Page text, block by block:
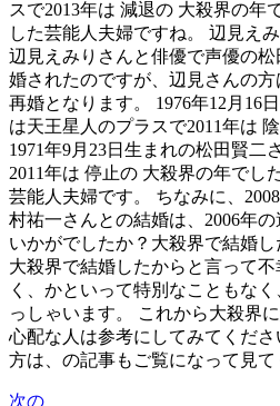
スで2013年は 減退の 大殺界の年
した芸能人夫婦ですね。 辺見え
辺見えみりさんと俳優で声優の
婚されたのですが、辺見さんの
再婚となります。 1976年12月16
は天王星人のプラスで2011年は
1971年9月23日生まれの松田賢二
2011年は 停止の 大殺界の年でし
芸能人夫婦です。 ちなみに、
村祐一さんとの結婚は、2006年
いかがでしたか？大殺界で結婚し
大殺界で結婚したからと言って
く、かといって特別なこともな
っしゃいます。 これから大殺界
心配な人は参考にしてみてくだ
方は、の記事もご覧になって見て
次の